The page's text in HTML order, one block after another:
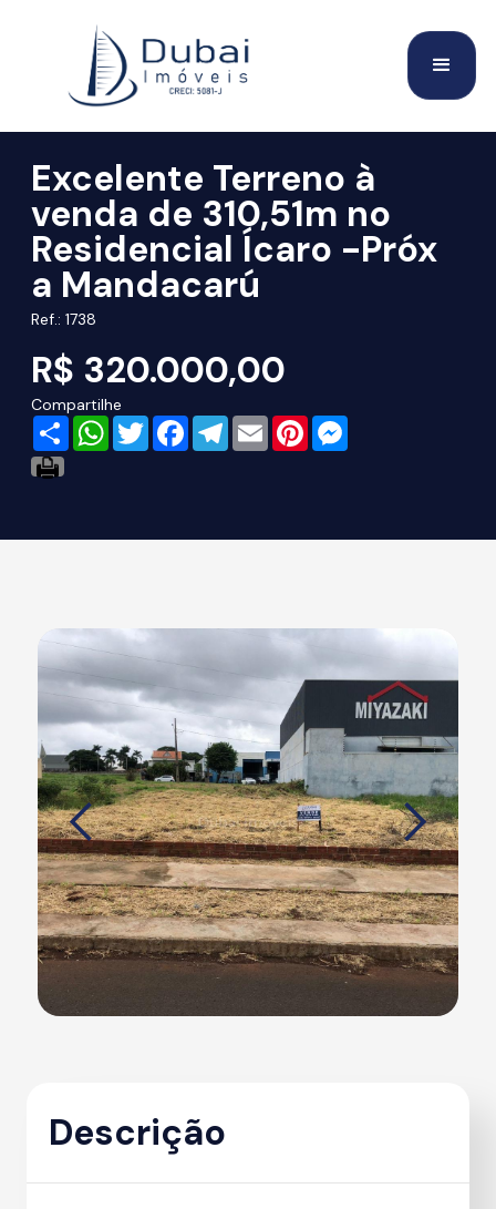
Excelente Terreno à
venda de 310,51m no
Residencial Ícaro -Próx
a Mandacarú
Ref.: 1738
R$ 320.000,00
Compartilhe
Share WhatsApp
TwitterFacebookTelegram
Email Pinterest
Descrição